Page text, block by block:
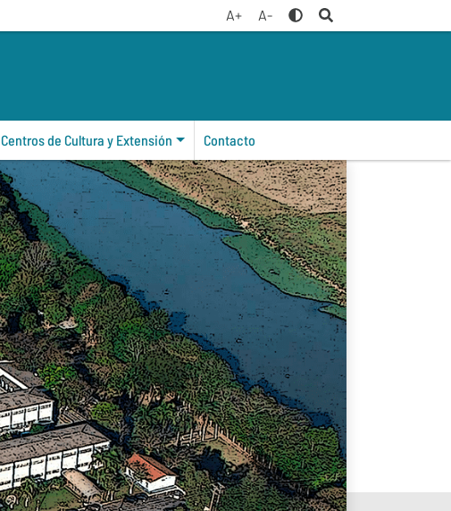
A+ A-
Centros de Cultura y Extensión Contacto